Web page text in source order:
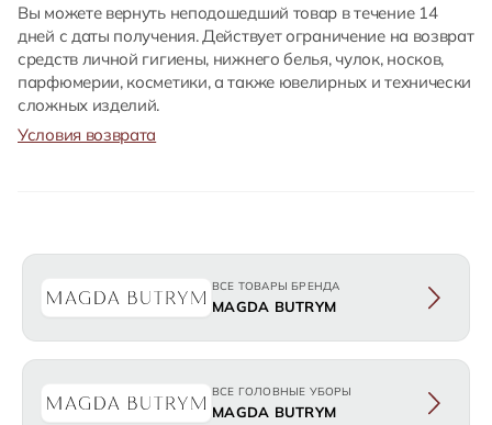
Вы можете вернуть неподошедший товар в течение 14
дней с даты получения. Действует ограничение на возврат
средств личной гигиены, нижнего белья, чулок, носков,
парфюмерии, косметики, а также ювелирных и технически
сложных изделий.
Условия возврата
ВСЕ ТОВАРЫ БРЕНДА
MAGDA BUTRYM
ВСЕ ГОЛОВНЫЕ УБОРЫ
MAGDA BUTRYM